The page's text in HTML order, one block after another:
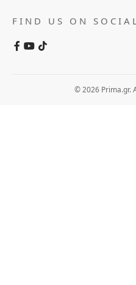
FIND US ON
© 2026 Prima.gr.